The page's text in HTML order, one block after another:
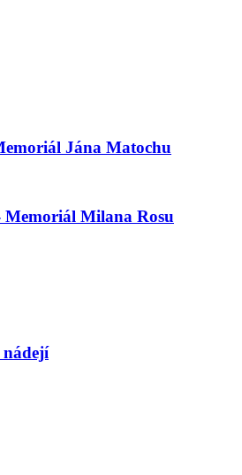
Jána Matochu
Milana Rosu